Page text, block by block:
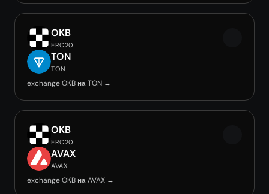
OKB
ERC20
TON
TON
exchange OKB на TON →
OKB
ERC20
AVAX
AVAX
exchange OKB на AVAX →